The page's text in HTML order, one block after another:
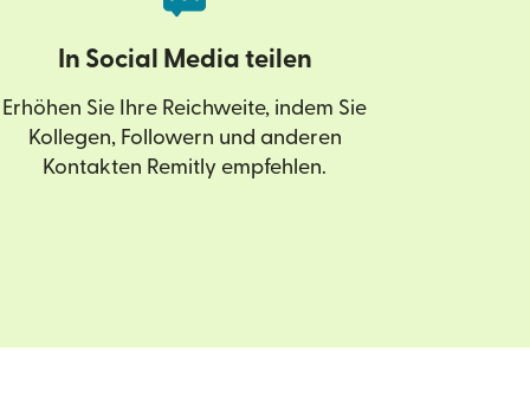
In Social Media teilen
Erhöhen Sie Ihre Reichweite, indem Sie
Kollegen, Followern und anderen
Kontakten Remitly empfehlen.